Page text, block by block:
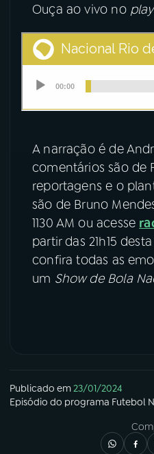
Ouça ao vivo no
A narração é de
comentários são de
reportagens e o
são de Bruno
1130 AM ou acesse
partir das 21h15
confira todas as
um Show de Bola
Publicado em23/01/2024
Episódio do programa Futebol